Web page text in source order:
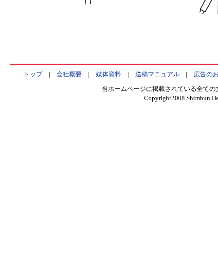
トップ| 会社概要| 媒体資料| 送稿マニュアル| 広告の
当ホームページに掲載されている全て
Copyright2008 Shimbun